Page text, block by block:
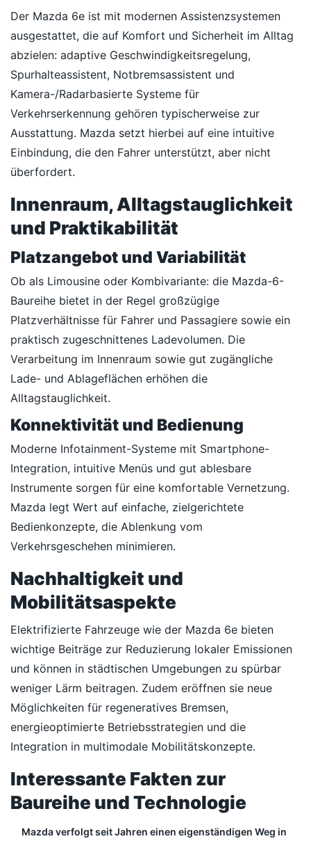
Der Mazda 6e ist mit modernen Assistenzsystemen
ausgestattet, die auf Komfort und Sicherheit im Alltag
abzielen: adaptive Geschwindigkeitsregelung,
Spurhalteassistent, Notbremsassistent und
Kamera-/Radarbasierte Systeme für
Verkehrserkennung gehören typischerweise zur
Ausstattung. Mazda setzt hierbei auf eine intuitive
Einbindung, die den Fahrer unterstützt, aber nicht
überfordert.
Innenraum, Alltagstauglichkeit
und Praktikabilität
Platzangebot und Variabilität
Ob als Limousine oder Kombivariante: die Mazda-6-
Baureihe bietet in der Regel großzügige
Platzverhältnisse für Fahrer und Passagiere sowie ein
praktisch zugeschnittenes Ladevolumen. Die
Verarbeitung im Innenraum sowie gut zugängliche
Lade- und Ablageflächen erhöhen die
Alltagstauglichkeit.
Konnektivität und Bedienung
Moderne Infotainment-Systeme mit Smartphone-
Integration, intuitive Menüs und gut ablesbare
Instrumente sorgen für eine komfortable Vernetzung.
Mazda legt Wert auf einfache, zielgerichtete
Bedienkonzepte, die Ablenkung vom
Verkehrsgeschehen minimieren.
Nachhaltigkeit und
Mobilitätsaspekte
Elektrifizierte Fahrzeuge wie der Mazda 6e bieten
wichtige Beiträge zur Reduzierung lokaler Emissionen
und können in städtischen Umgebungen zu spürbar
weniger Lärm beitragen. Zudem eröffnen sie neue
Möglichkeiten für regeneratives Bremsen,
energieoptimierte Betriebsstrategien und die
Integration in multimodale Mobilitätskonzepte.
Interessante Fakten zur
Baureihe und Technologie
Mazda verfolgt seit Jahren einen eigenständigen Weg in